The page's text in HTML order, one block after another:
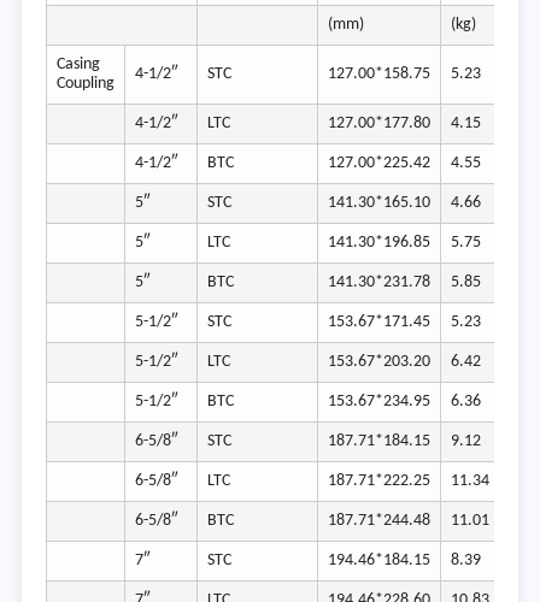
(mm) (kg)
Casing
Coupling
4-1/2″ STC 127.00*158.75 5.23
4-1/2″ LTC 127.00*177.80 4.15
4-1/2″ BTC 127.00*225.42 4.55
5″ STC 141.30*165.10 4.66
5″ LTC 141.30*196.85 5.75
5″ BTC 141.30*231.78 5.85
5-1/2″ STC 153.67*171.45 5.23
5-1/2″ LTC 153.67*203.20 6.42
5-1/2″ BTC 153.67*234.95 6.36
6-5/8″ STC 187.71*184.15 9.12
6-5/8″ LTC 187.71*222.25 11.34
6-5/8″ BTC 187.71*244.48 11.01
7″ STC 194.46*184.15 8.39